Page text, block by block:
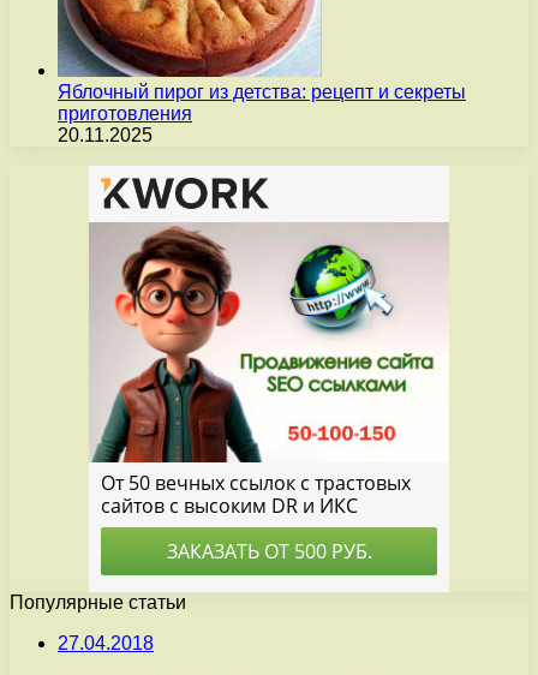
Яблочный пирог из детства: рецепт и секреты
приготовления
20.11.2025
Популярные статьи
27.04.2018